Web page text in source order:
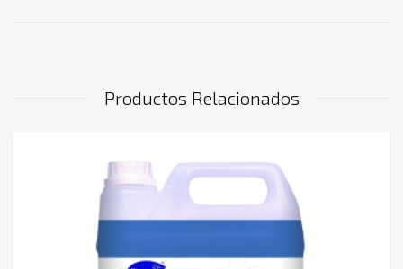
Productos Relacionados